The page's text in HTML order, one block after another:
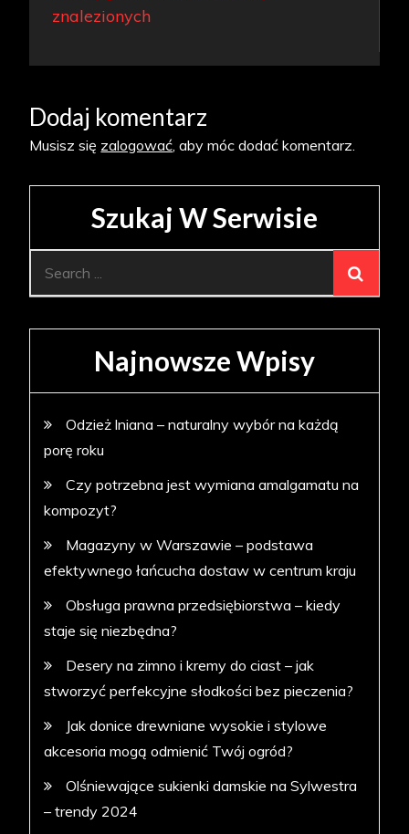
wpisu
znalezionych
Dodaj komentarz
Musisz się zalogować, aby móc dodać komentarz.
Szukaj W Serwisie
Najnowsze Wpisy
Odzież lniana – naturalny wybór na każdą
porę roku
Czy potrzebna jest wymiana amalgamatu na
kompozyt?
Magazyny w Warszawie – podstawa
efektywnego łańcucha dostaw w centrum kraju
Obsługa prawna przedsiębiorstwa – kiedy
staje się niezbędna?
Desery na zimno i kremy do ciast – jak
stworzyć perfekcyjne słodkości bez pieczenia?
Jak donice drewniane wysokie i stylowe
akcesoria mogą odmienić Twój ogród?
Olśniewające sukienki damskie na Sylwestra
– trendy 2024